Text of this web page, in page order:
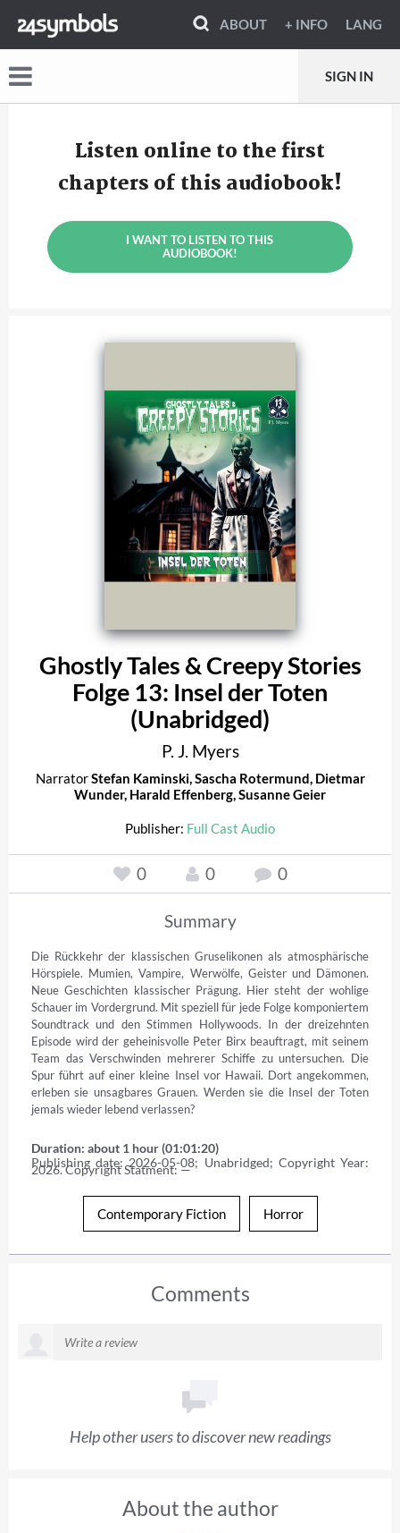
ABOUT + INFO LANG
SIGN IN
Listen online to the first
chapters of this audiobook!
I WANT TO LISTEN TO THIS
AUDIOBOOK!
Ghostly Tales & Creepy Stories
Folge 13: Insel der Toten
(Unabridged)
P. J. Myers
NarratorStefan Kaminski,Sascha Rotermund, Dietmar
Wunder, Harald Effenberg,Susanne Geier
Publisher: Full Cast Audio
0 0 0
Summary
Die Rückkehr der klassischen Gruselikonen als atmosphärische
Hörspiele. Mumien, Vampire, Werwölfe, Geister und Dämonen.
Neue Geschichten klassischer Prägung. Hier steht der wohlige
Schauer im Vordergrund. Mit speziell für jede Folge komponiertem
Soundtrack und den Stimmen Hollywoods. In der dreizehnten
Episode wird der geheinisvolle Peter Birx beauftragt, mit seinem
Team das Verschwinden mehrerer Schiffe zu untersuchen. Die
Spur führt auf einer kleine Insel vor Hawaii. Dort angekommen,
erleben sie unsagbares Grauen. Werden sie die Insel der Toten
jemals wieder lebend verlassen?
Duration: about 1 hour (01:01:20)
Publishing date: 2026-05-08; Unabridged; Copyright Year:
2026. Copyright Statment: —
Contemporary Fiction Horror
Comments
Help other users to discover new readings
About the author